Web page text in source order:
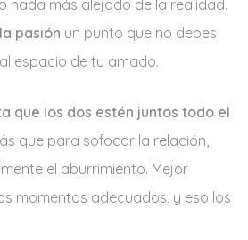
nada más alejado de la realidad.
pasión un punto que no debes
espacio de tu amado.
que los dos estén juntos todo el
que para sofocar la relación,
el aburrimiento. Mejor
momentos adecuados, y eso los